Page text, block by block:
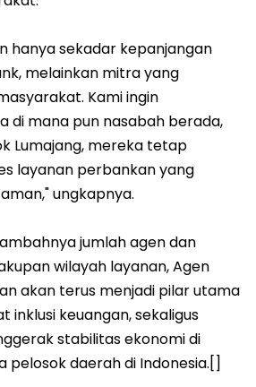
hanya sekadar kepanjangan
melainkan mitra yang
Kami ingin
di mana pun nasabah berada,
Lumajang, mereka tetap
layanan perbankan yang
ungkapnya.
jumlah agen dan
wilayah layanan, Agen
akan terus menjadi pilar utama
inklusi keuangan, sekaligus
stabilitas ekonomi di
pelosok daerah di Indonesia.[]